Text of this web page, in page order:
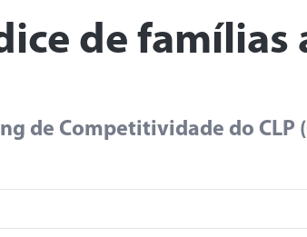
de famílias
de Competitividade do CLP